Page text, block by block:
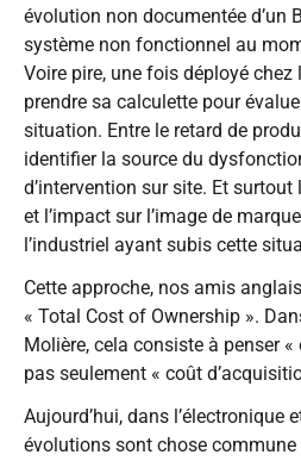
évolution non documentée d’un
système non fonctionnel au
Voire pire, une fois déployé
prendre sa calculette pour
situation. Entre le retard de
identifier la source du
d’intervention sur site. Et
et l’impact sur l’image de
l’industriel ayant subis cette
Cette approche, nos amis
« Total Cost of Ownership ».
Molière, cela consiste à penser
pas seulement « coût
Aujourd’hui, dans l’électronique
évolutions sont chose